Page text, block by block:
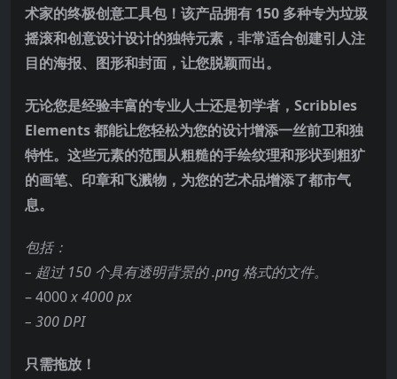
术家的终极创意工具包！该产品拥有 150 多种专为垃圾
摇滚和创意设计设计的独特元素，非常适合创建引人注
目的海报、图形和封面，让您脱颖而出。
无论您是经验丰富的专业人士还是初学者，Scribbles
Elements 都能让您轻松为您的设计增添一丝前卫和独
特性。这些元素的范围从粗糙的手绘纹理和形状到粗犷
的画笔、印章和飞溅物，为您的艺术品增添了都市气
息。
包括：
– 超过 150 个具有透明背景的 .png 格式的文件。
– 4000x 4000 px
– 300 DPI
只需拖放！